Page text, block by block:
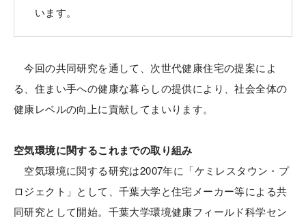
います。
今回の共同研究を通して、次世代健康住宅の提案によ
る、住まい手への健康な暮らしの提供により、社会全体の
健康レベルの向上に貢献してまいります。
空気環境に関するこれまでの取り組み
空気環境に関する研究は2007年に「ケミレスタウン・プ
ロジェクト」として、千葉大学と住宅メーカー等による共
同研究として開始。千葉大学環境健康フィールド科学セン